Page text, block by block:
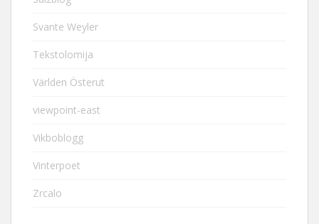
Svante Weyler
Tekstolomija
Världen Österut
viewpoint-east
Vikboblogg
Vinterpoet
Zrcalo